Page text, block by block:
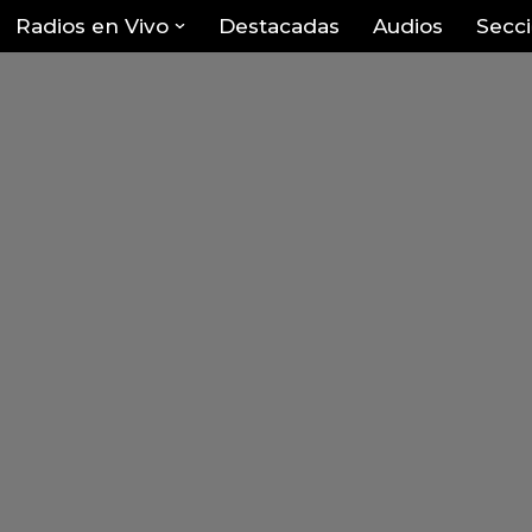
Radios en Vivo Destacadas Audios